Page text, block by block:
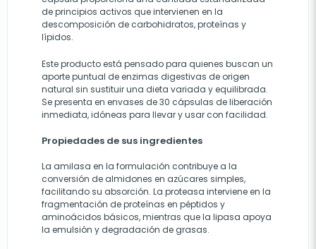
de principios activos que intervienen en la
descomposición de carbohidratos, proteínas y
lípidos.
Este producto está pensado para quienes buscan un
aporte puntual de enzimas digestivas de origen
natural sin sustituir una dieta variada y equilibrada.
Se presenta en envases de 30 cápsulas de liberación
inmediata, idóneas para llevar y usar con facilidad.
Propiedades de sus ingredientes
La amilasa en la formulación contribuye a la
conversión de almidones en azúcares simples,
facilitando su absorción. La proteasa interviene en la
fragmentación de proteínas en péptidos y
aminoácidos básicos, mientras que la lipasa apoya
la emulsión y degradación de grasas.